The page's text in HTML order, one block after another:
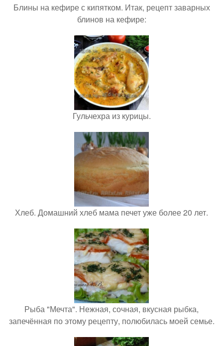
Блины на кефире с кипятком. Итак, рецепт заварных
блинов на кефире:
Гульчехра из курицы.
Хлеб. Домашний хлеб мама печет уже более 20 лет.
Рыба "Мечта". Нежная, сочная, вкусная рыбка,
запечённая по этому рецепту, полюбилась моей семье.